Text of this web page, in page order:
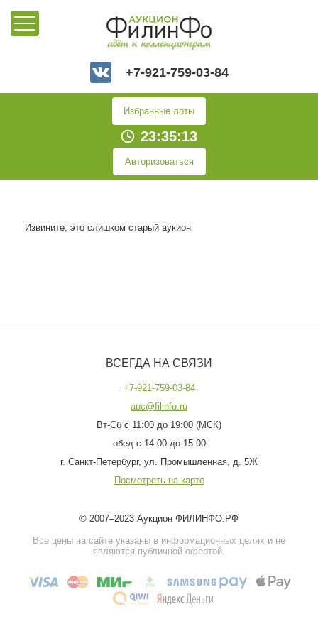
+7-921-759-03-84
Избранные лоты
23:35:13
Авторизоваться
Извините, это слишком старый аукион
ВСЕГДА НА СВЯЗИ
+7-921-759-03-84
auc@filinfo.ru
Вт-Сб с 11:00 до 19:00 (МСК)
обед с 14:00 до 15:00
г. Санкт-Петербург, ул. Промышленная, д. 5Ж
Посмотреть на карте
© 2007–2023 Аукцион ФИЛИНФО.РФ
Все цены на сайте указаны в информационных целях и не
являются публичной офертой.